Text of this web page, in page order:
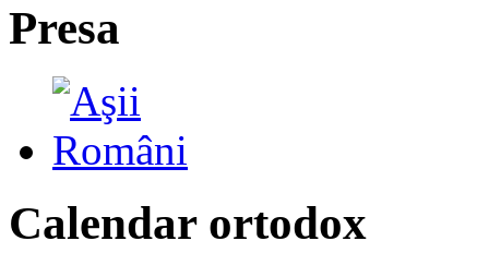
Presa
Calendar ortodox